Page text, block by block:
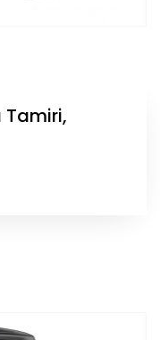
Tamiri,